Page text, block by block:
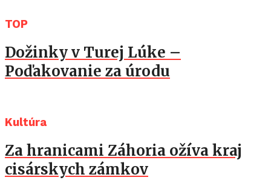
TOP
Dožinky v Turej Lúke –
Poďakovanie za úrodu
Kultúra
Za hranicami Záhoria ožíva kraj
cisárskych zámkov